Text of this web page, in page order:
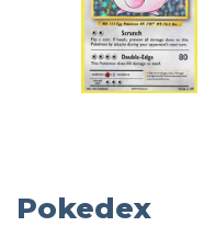
Pokedex